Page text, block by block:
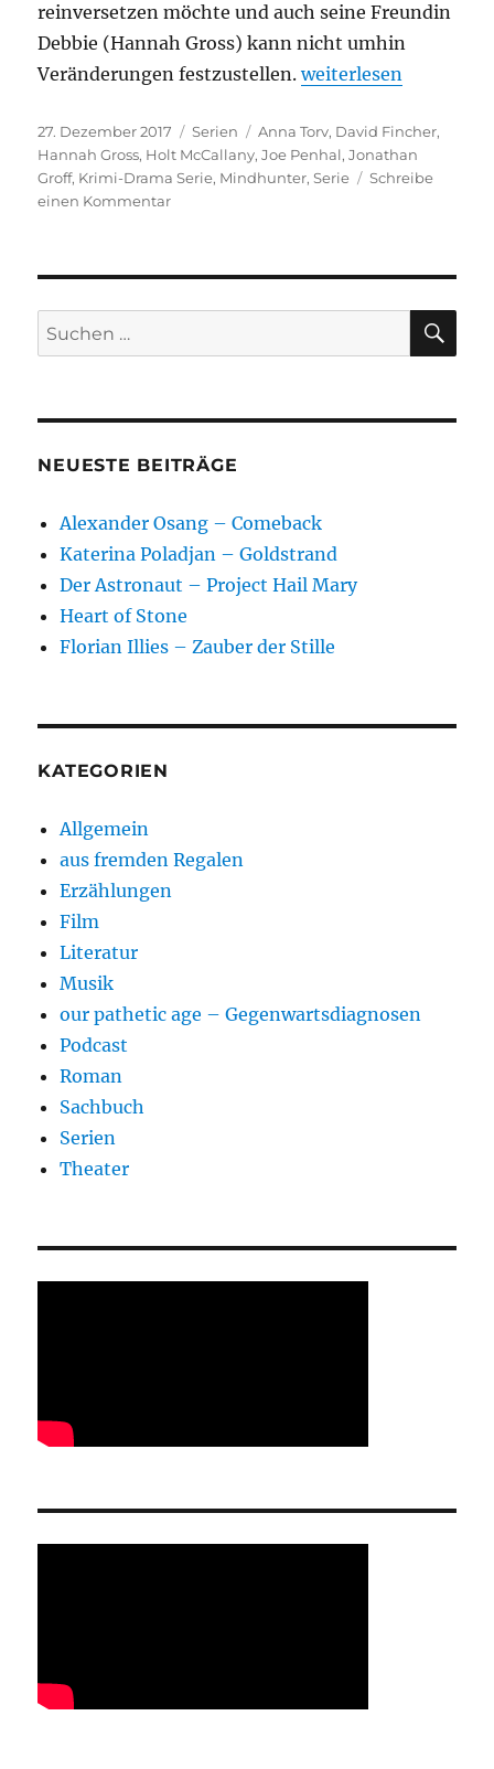
reinversetzen möchte und auch seine Freundin
Debbie (Hannah Gross) kann nicht umhin
Veränderungen festzustellen.„Mindhunter“
weiterlesen
Veröffentlicht
am
27. Dezember 2017 Kategorien
Serien Schlagwörter
Anna Torv, David Fincher,
Hannah Gross, Holt McCallany,Joe Penhal,Jonathan
Groff, Krimi-Drama Serie, Mindhunter,Serie
Schreibe
einen Kommentarzu
Suchen
nach:
NEUESTE BEITRÄGE
Alexander Osang – Comeback
Katerina Poladjan – Goldstrand
Der Astronaut – Project Hail Mary
Heart of Stone
Florian Illies – Zauber der Stille
KATEGORIEN
Allgemein
aus fremden Regalen
Erzählungen
Film
Literatur
Musik
our pathetic age – Gegenwartsdiagnosen
Podcast
Roman
Sachbuch
Serien
Theater